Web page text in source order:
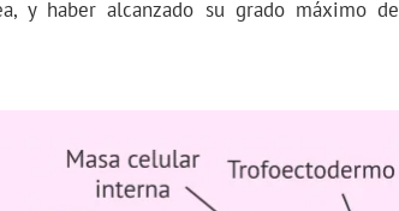
y haber alcanzado su grado máximo de